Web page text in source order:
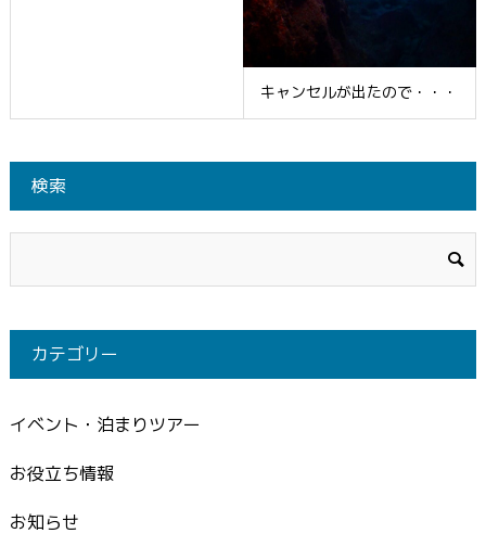
キャンセルが出たので・・・
検索
カテゴリー
イベント・泊まりツアー
お役立ち情報
お知らせ